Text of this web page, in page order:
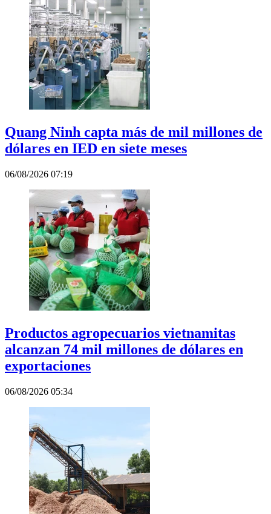
Quang Ninh capta más de mil millones de
dólares en IED en siete meses
06/08/2026 07:19
Productos agropecuarios vietnamitas
alcanzan 74 mil millones de dólares en
exportaciones
06/08/2026 05:34